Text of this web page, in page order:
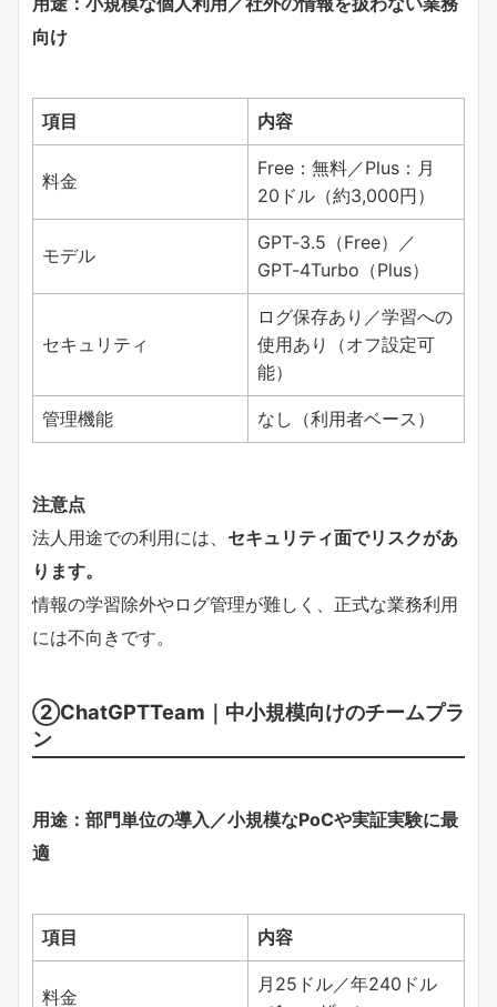
向け
項目 内容
料金
Free：無料／Plus：月
20ドル（約3,000円）
モデル
GPT-3.5（Free）／
GPT-4Turbo（Plus）
セキュリティ
ログ保存あり／学習への
使用あり（オフ設定可
能）
管理機能 なし（利用者ベース）
注意点
法人用途での利用には、 セキュリティ面でリスクがあ
ります。
情報の学習除外やログ管理が難しく、正式な業務利用
には不向きです。
②ChatGPTTeam｜中小規模向けのチームプラ
ン
用途：部門単位の導入／小規模なPoCや実証実験に最
適
項目 内容
料金
月25ドル／年240ドル